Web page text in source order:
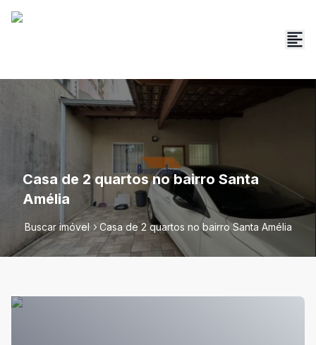
Casa de 2 quartos no bairro Santa
Amélia
Buscar imóvel Casa de 2 quartos no bairro Santa Amélia